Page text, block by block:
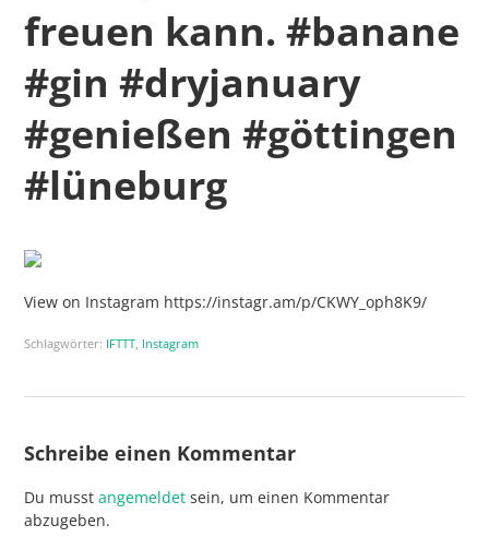
freuen kann. #banane
#gin #dryjanuary
#genießen #göttingen
#lüneburg
View on Instagram https://instagr.am/p/CKWY_oph8K9/
Schlagwörter: IFTTT, Instagram
Schreibe einen Kommentar
Du musstangemeldet sein, um einen Kommentar
abzugeben.